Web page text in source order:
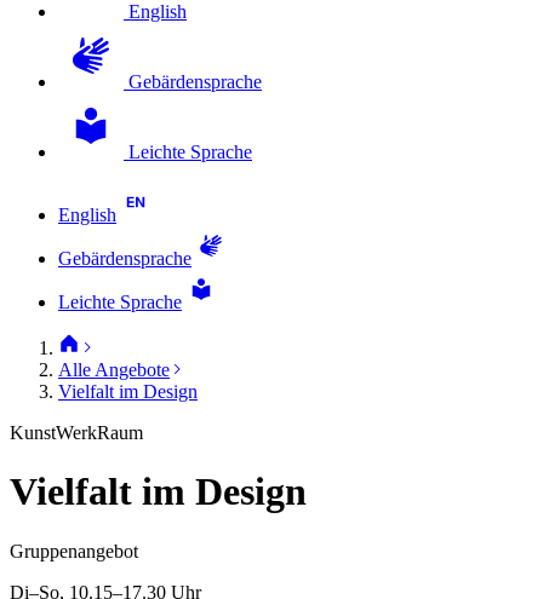
English
Gebärdensprache
Leichte Sprache
English
Gebärdensprache
Leichte Sprache
Alle Angebote
Vielfalt im Design
KunstWerkRaum
Vielfalt im Design
Gruppenangebot
Di–So, 10.15–17.30 Uhr